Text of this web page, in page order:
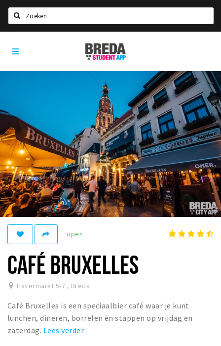
HOME
Voel je thuis in Breda | GoodMood
Welkom in Breda
Studentenverenigingen
Studentenraad
Studentenroutes
New in town? Check FAQ!
WONEN
Woonruimte
Inschrijven gemeente
Zorgverzekering
Huisarts en eerste hulp
Q&A
KORTING
Breda Student Shop
Breda
Student
open
CAFÉ BRUXELLES
Havermarkt 5-7 , Breda
Café Bruxelles is een speciaalbier café waar je kunt
lunchen, dineren, borrelen én stappen op vrijdag en
zaterdag. Lees verder